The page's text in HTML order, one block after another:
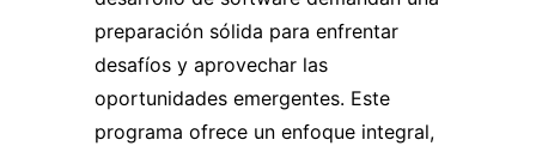
preparación sólida para enfrentar
desafíos y aprovechar las
oportunidades emergentes. Este
programa ofrece un enfoque integral,